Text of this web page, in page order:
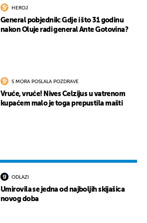
HEROJ
General pobjednik: Gdje i što 31 godinu
nakon Oluje radi general Ante Gotovina?
S MORA POSLALA POZDRAVE
Vruće, vruće! Nives Celzijus u vatrenom
kupaćem malo je toga prepustila mašti
ODLAZI
Umirovila se jedna od najboljih skijašica
novog doba